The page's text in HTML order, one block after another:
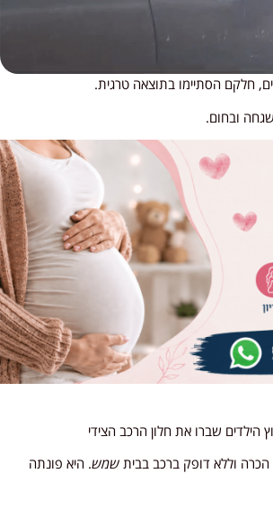
חלקם הסתיימו בתוצאה טרגית.
ובחום.
הילדים שברו את חלון הרכב הצידי
וללא דופק ברכב בביתשמש. היא פונתה